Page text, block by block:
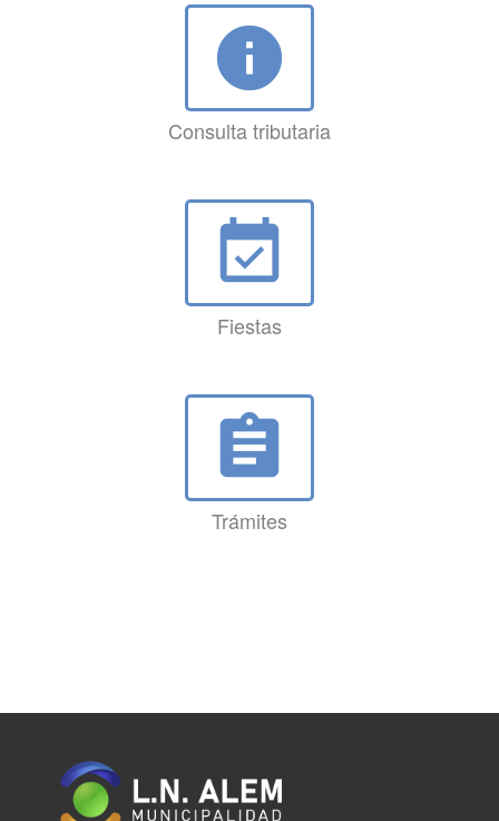
info
Consulta tributaria
event_available
Fiestas
assignment
Trámites